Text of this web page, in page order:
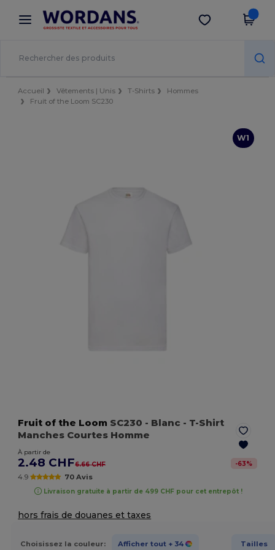
× Appli Wordans
Meilleurs prix sur l’app !
Obtenir l'appli
Accueil Vêtements | Unis T-Shirts
Hommes
Fruit of the Loom SC230
W1
Fruit of the Loom SC230 - Blanc - T-Shirt
Manches Courtes Homme
À partir de
2.48 CHF6.66 CHF -63%
4.9 70 Avis
Livraison gratuite à partir de 499 CHF pour cet entrepôt !
hors frais de douanes et taxes
Choisissez la couleur: Afficher tout + 34 Tailles